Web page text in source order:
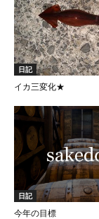
日記
イカ三変化★
日記
今年の目標